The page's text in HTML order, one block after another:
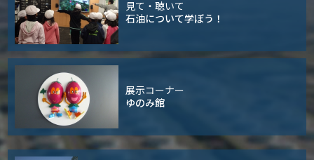
見て・聴いて
石油について学ぼう！
展示コーナー
ゆのみ館